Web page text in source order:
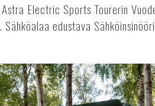
Electric Sports Tourerin
edustava